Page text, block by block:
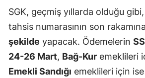
SGK, geçmiş yıllarda olduğu
tahsis numarasının son
şekilde yapacak. Ödemelerin
24-26 Mart, Bağ-Kur emeklileri
Emekli Sandığı emeklileri için ise